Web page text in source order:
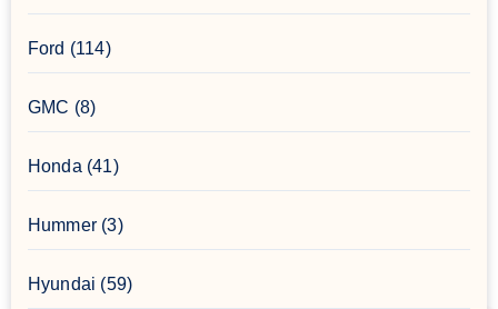
Ford (114)
GMC (8)
Honda (41)
Hummer(3)
Hyundai (59)